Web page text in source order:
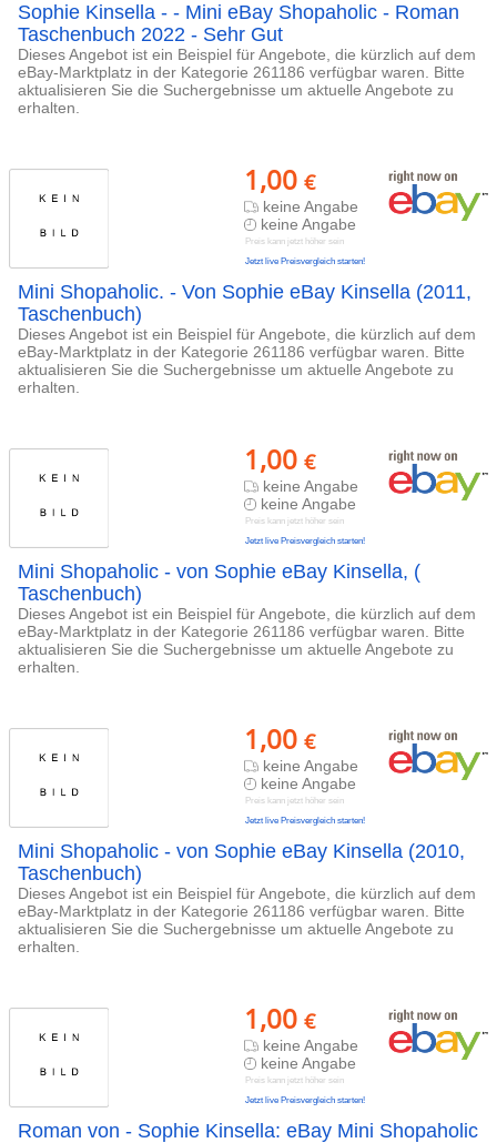
Sophie Kinsella - - Mini eBay Shopaholic - Roman
Taschenbuch 2022 - Sehr Gut
Dieses Angebot ist ein Beispiel für Angebote, die kürzlich auf dem
eBay-Marktplatz in der Kategorie 261186 verfügbar waren. Bitte
aktualisieren Sie die Suchergebnisse um aktuelle Angebote zu
erhalten.
1,00 €
keine Angabe
keine Angabe
Preis kann jetzt höher sein
Jetzt live Preisvergleich starten!
Mini Shopaholic. - Von Sophie eBay Kinsella (2011,
Taschenbuch)
Dieses Angebot ist ein Beispiel für Angebote, die kürzlich auf dem
eBay-Marktplatz in der Kategorie 261186 verfügbar waren. Bitte
aktualisieren Sie die Suchergebnisse um aktuelle Angebote zu
erhalten.
1,00 €
keine Angabe
keine Angabe
Preis kann jetzt höher sein
Jetzt live Preisvergleich starten!
Mini Shopaholic - von Sophie eBay Kinsella, (
Taschenbuch)
Dieses Angebot ist ein Beispiel für Angebote, die kürzlich auf dem
eBay-Marktplatz in der Kategorie 261186 verfügbar waren. Bitte
aktualisieren Sie die Suchergebnisse um aktuelle Angebote zu
erhalten.
1,00 €
keine Angabe
keine Angabe
Preis kann jetzt höher sein
Jetzt live Preisvergleich starten!
Mini Shopaholic - von Sophie eBay Kinsella (2010,
Taschenbuch)
Dieses Angebot ist ein Beispiel für Angebote, die kürzlich auf dem
eBay-Marktplatz in der Kategorie 261186 verfügbar waren. Bitte
aktualisieren Sie die Suchergebnisse um aktuelle Angebote zu
erhalten.
1,00 €
keine Angabe
keine Angabe
Preis kann jetzt höher sein
Jetzt live Preisvergleich starten!
Roman von - Sophie Kinsella: eBay Mini Shopaholic